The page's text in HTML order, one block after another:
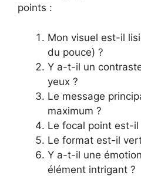
points :
Mon visuel est-il
du pouce) ?
Y a-t-il un
yeux ?
Le message
maximum ?
Le focal point est-
Le format est-il
Y a-t-il une
élément intrigant ?